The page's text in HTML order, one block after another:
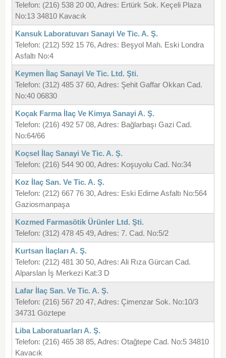
Telefon: (216) 538 20 00, Adres: Ertürk Sok. Keçeli Plaza
No:13 34810 Kavacık
Kansuk Laboratuvarı Sanayi Ve Tic. A. Ş.
Telefon: (212) 592 15 76, Adres: Beşyol Mah. Eski Londra
Asfaltı No:4
Keymen İlaç Sanayi Ve Tic. Ltd. Şti.
Telefon: (312) 485 37 60, Adres: Şehit Gaffar Okkan Cad.
No:40 06830
Koçak Farma İlaç Ve Kimya Sanayi A. Ş.
Telefon: (216) 492 57 08, Adres: Bağlarbaşı Gazi Cad.
No:64/66
Koçsel İlaç Sanayi Ve Tic. A. Ş.
Telefon: (216) 544 90 00, Adres: Koşuyolu Cad. No:34
Koz İlaç San. Ve Tic. A. Ş.
Telefon: (212) 667 76 30, Adres: Eski Edirne Asfaltı No:564
Gaziosmanpaşa
Kozmed Farmasötik Ürünler Ltd. Şti.
Telefon: (312) 478 45 49, Adres: 7. Cad. No:5/2
Kurtsan İlaçları A. Ş.
Telefon: (212) 481 30 50, Adres: Ali Rıza Gürcan Cad.
Alparslan İş Merkezi Kat:3 D
Lafar İlaç San. Ve Tic. A. Ş.
Telefon: (216) 567 20 47, Adres: Çimenzar Sok. No:10/3
34731 Göztepe
Liba Laboratuarları A. Ş.
Telefon: (216) 465 38 85, Adres: Otağtepe Cad. No:5 34810
Kavacık